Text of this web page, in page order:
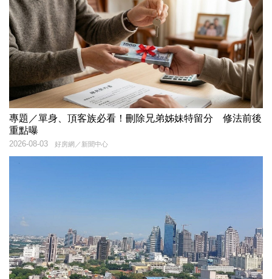
專題／單身、頂客族必看！刪除兄弟姊妹特留分 修法前後
重點曝
好房網／新聞中心
2026-08-03